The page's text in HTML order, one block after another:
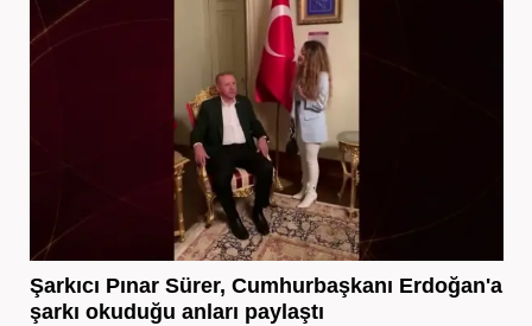
Şarkıcı Pınar Sürer, Cumhurbaşkanı Erdoğan'a
şarkı okuduğu anları paylaştı